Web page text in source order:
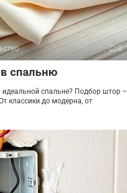
0
спальню
идеальной спальне? Подбор штор –
классики до модерна, от